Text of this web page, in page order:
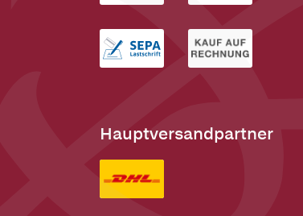
Hauptversandpartner